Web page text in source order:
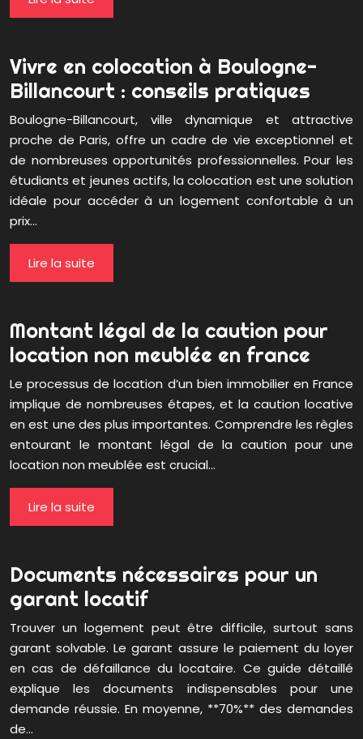
Vivre en colocation à Boulogne-
Billancourt : conseils pratiques
Boulogne-Billancourt, ville dynamique et attractive
proche de Paris, offre un cadre de vie exceptionnel et
de nombreuses opportunités professionnelles. Pour les
étudiants et jeunes actifs, la colocation est une solution
idéale pour accéder à un logement confortable à un
prix…
Lire la suite
Montant légal de la caution pour
location non meublée en france
Le processus de location d’un bien immobilier en France
implique de nombreuses étapes, et la caution locative
en est une des plus importantes. Comprendre les règles
entourant le montant légal de la caution pour une
location non meublée est crucial…
Lire la suite
Documents nécessaires pour un
garant locatif
Trouver un logement peut être difficile, surtout sans
garant solvable. Le garant assure le paiement du loyer
en cas de défaillance du locataire. Ce guide détaillé
explique les documents indispensables pour une
demande réussie. En moyenne, **70%** des demandes
de…